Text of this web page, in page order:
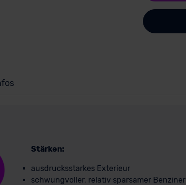
Stärken:
ausdrucksstarkes Exterieur
schwungvoller, relativ sparsamer Benziner